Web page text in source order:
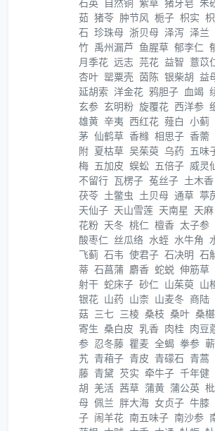
茹 猪苓 肿节风 栀子 枳实
石 珍珠母 浙贝母 泽泻 泽兰
竹 禹州漏芦 鱼腥草 郁李仁
月季花 远志 芫花 益智 薏苡
杏叶 罂粟壳 茵陈 银柴胡 益
延胡索 洋金花 鸦胆子 血竭
玄参 玄明粉 旋覆花 西洋参
雄黄 辛夷 西红花 薤白 小蓟
茅 仙鹤草 香橼 相思子 香薷
附 夏枯草 吴茱萸 乌药 五味
梅 五加皮 蜈蚣 五倍子 威灵
不留行 瓦楞子 菟丝子 土木香
茯苓 土鳖虫 土贝母 通草 葶
天仙子 天山雪莲 天南星 天麻
花粉 天冬 桃仁 檀香 太子参
酸枣仁 丝瓜络 水蛭 水牛角
飞蓟 石韦 使君子 石决明 石
蒂 石菖蒲 麝香 蛇蜕 伸筋草
射干 蛇床子 砂仁 山茱萸 山
银花 山药 山柰 山麦冬 商陆
菇 三七 三棱 桑枝 桑叶 桑椹
寄生 桑白皮 乳香 肉桂 肉豆
参 忍冬藤 瞿麦 全蝎 拳参
艽 青葙子 青皮 青礞石 青蒿
藤 青黛 芡实 牵牛子 千年健
胡 羌活 茜草 蒲黄 蒲公英
母 佩兰 胖大海 女贞子 牛膝
子 闹羊花 南五味子 南沙参